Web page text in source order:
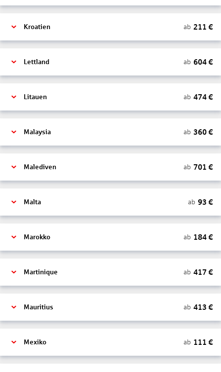
Kroatien ab 211 €
Lettland ab 604€
Litauen ab 474€
Malaysia ab 360€
Malediven ab 701 €
Malta ab 93 €
Marokko ab 184€
Martinique ab 417 €
Mauritius ab 413 €
Mexiko ab 111 €